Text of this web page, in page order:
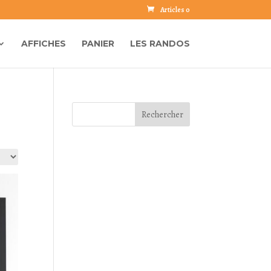
Articles 0
AFFICHES PANIER LES RANDOS
Rechercher